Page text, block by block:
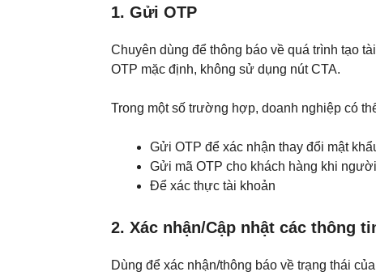
1. Gửi OTP
Chuyên dùng để thông báo về quá trình tạo
OTP mặc định, không sử dụng nút CTA.
Trong một số trường hợp, doanh nghiệp có
Gửi OTP để xác nhận thay đổi mật
Gửi mã OTP cho khách hàng khi
Để xác thực tài khoản
2. Xác nhận/Cập nhật các thông
Dùng để xác nhận/thông báo về trạng thái